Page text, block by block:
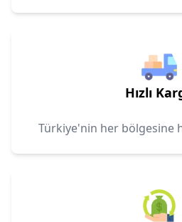
Hızlı
Türkiye'nin her bölgesine